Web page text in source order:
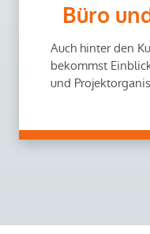
Büro
Auch hinter den
bekommst
und